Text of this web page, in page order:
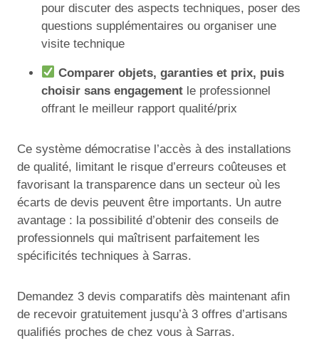
pour discuter des aspects techniques, poser des
questions supplémentaires ou organiser une
visite technique
Comparer objets, garanties et prix, puis
choisir sans engagement le professionnel
offrant le meilleur rapport qualité/prix
Ce système démocratise l’accès à des installations
de qualité, limitant le risque d’erreurs coûteuses et
favorisant la transparence dans un secteur où les
écarts de devis peuvent être importants. Un autre
avantage : la possibilité d’obtenir des conseils de
professionnels qui maîtrisent parfaitement les
spécificités techniques à Sarras.
Demandez 3 devis comparatifs dès maintenant afin
de recevoir gratuitement jusqu’à 3 offres d’artisans
qualifiés proches de chez vous à Sarras.